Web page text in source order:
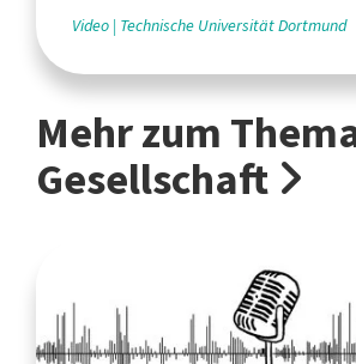
Video Technische Universität Dortmund
Mehr zum
Gesellschaft